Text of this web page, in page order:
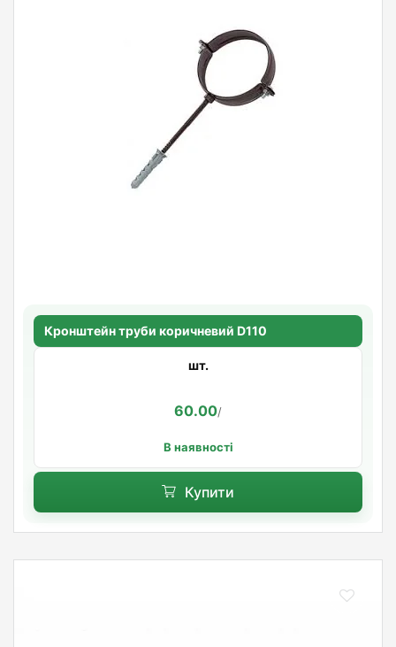
Кронштейн труби коричневий D110
шт.
60.00/
В наявності
Купити